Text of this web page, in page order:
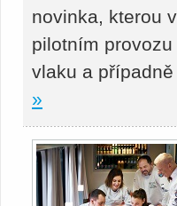
novinka, kterou
pilotním
vlaku a
»